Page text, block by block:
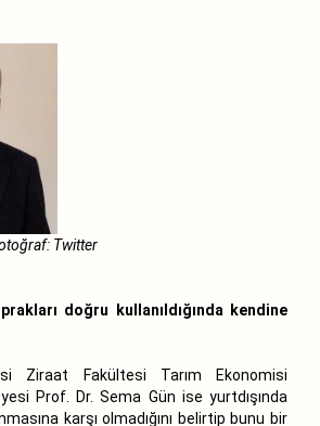
Twitter
doğru kullanıldığında kendine
Ziraat Fakültesi Tarım Ekonomisi
Prof. Dr. Sema Gün ise yurtdışında
karşı olmadığını belirtip bunu bir